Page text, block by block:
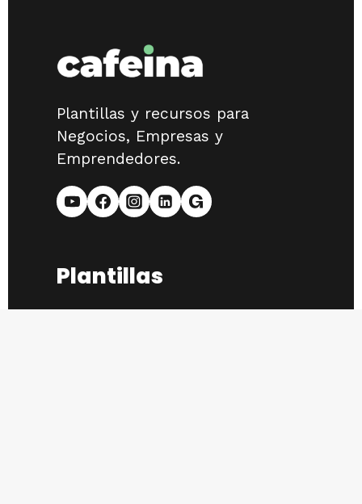
Plantillas y recursos para
Negocios, Empresas y
Emprendedores.
Plantillas